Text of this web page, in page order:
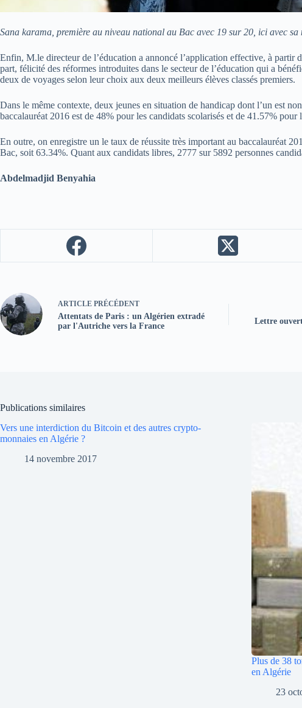
Sana karama, première au niveau national au Bac avec 19 sur 20, ici avec
Enfin, M.le directeur de l’éducation a annoncé l’application effective, à partir
part, félicité des réformes introduites dans le secteur de l’éducation qui a
deux de voyages selon leur choix aux deux meilleurs élèves classés premiers.
Dans le même contexte, deux jeunes en situation de handicap dont l’un est
baccalauréat 2016 est de 48% pour les candidats scolarisés et de 41.57% pour
En outre, on enregistre un le taux de réussite très important au baccalauréat
Bac, soit 63.34%. Quant aux candidats libres, 2777 sur 5892 personnes
Abdelmadjid Benyahia
ARTICLE PRÉCÉDENT
Attentats de Paris : un Algérien extradé
par l'Autriche vers la France
Lettre
Publications similaires
Vers une interdiction du Bitcoin et des autres crypto-
monnaies en Algérie ?
14 novembre 2017
Plus de 38
en Algérie
23